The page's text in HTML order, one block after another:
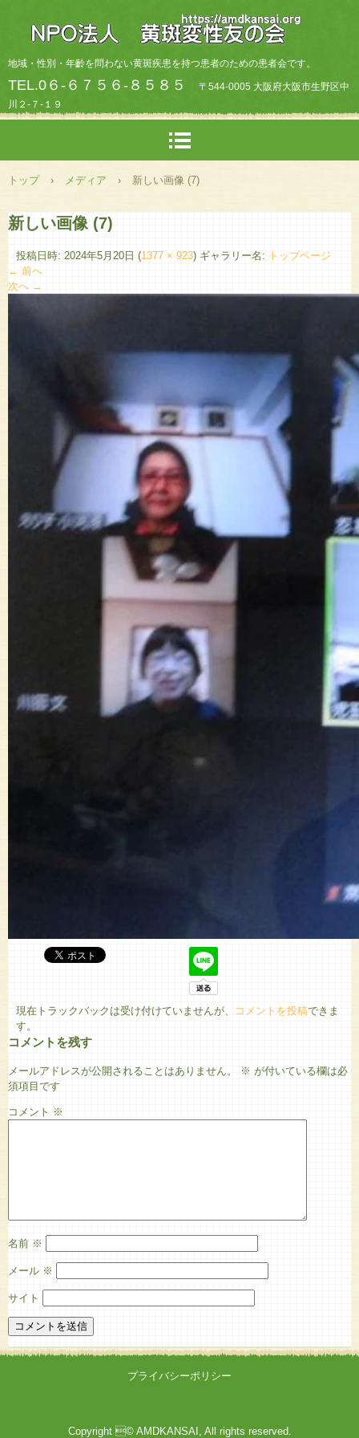
地域・性別・年齡を問わない黄斑疾患を持つ患者のための患者会です。
TEL.0６-６７５６-８５８５
〒544-0005 大阪府大阪市生野区中
川２-７-１９
トップ › メディア › 新しい画像 (7)
新しい画像 (7)
投稿日時: 2024年5月20日 (1377 × 923) ギャラリー名: トップページ
← 前へ
次へ →
現在トラックバックは受け付けていませんが、 コメントを投稿できま
す。
コメントを残す
メールアドレスが公開されることはありません。 ※ が付いている欄は必
須項目です
コメント ※
名前 ※
メール ※
サイト
プライバシーポリシー
Copyright © AMDKANSAI, All rights reserved.